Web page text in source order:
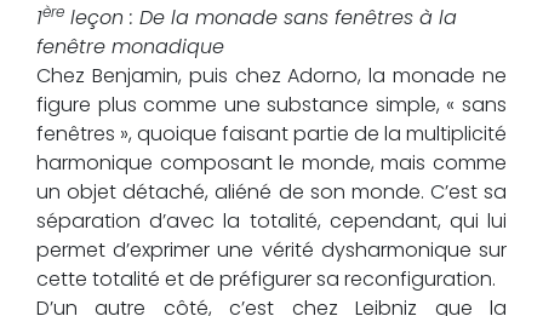
1ère leçon : De la monade sans fenêtres à la
fenêtre monadique
Chez Benjamin, puis chez Adorno, la monade ne
figure plus comme une substance simple, « sans
fenêtres », quoique faisant partie de la multiplicité
harmonique composant le monde, mais comme
un objet détaché, aliéné de son monde. C’est sa
séparation d’avec la totalité, cependant, qui lui
permet d’exprimer une vérité dysharmonique sur
cette totalité et de préfigurer sa reconfiguration.
D’un autre côté, c’est chez Leibniz que la